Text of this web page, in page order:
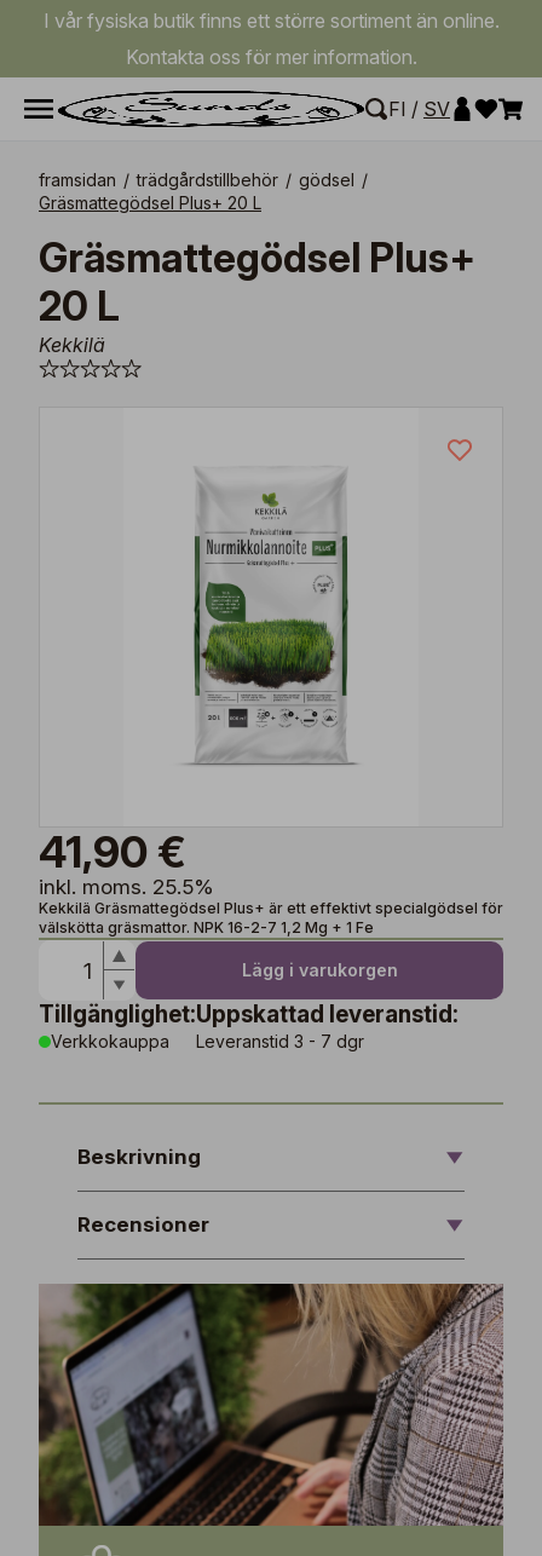
I vår fysiska butik finns ett större sortiment än online.
Kontakta oss för mer information.
FI / SV
framsidan / trädgårdstillbehör / gödsel /
Gräsmattegödsel Plus+ 20 L
Gräsmattegödsel Plus+
20 L
Kekkilä
41,90 €
inkl. moms. 25.5%
Kekkilä Gräsmattegödsel Plus+ är ett effektivt specialgödsel för
välskötta gräsmattor. NPK 16-2-7 1,2 Mg + 1 Fe
Lägg i varukorgen
Tillgänglighet:
Verkkokauppa
Uppskattad leveranstid:
Leveranstid 3 - 7 dgr
Beskrivning
Recensioner